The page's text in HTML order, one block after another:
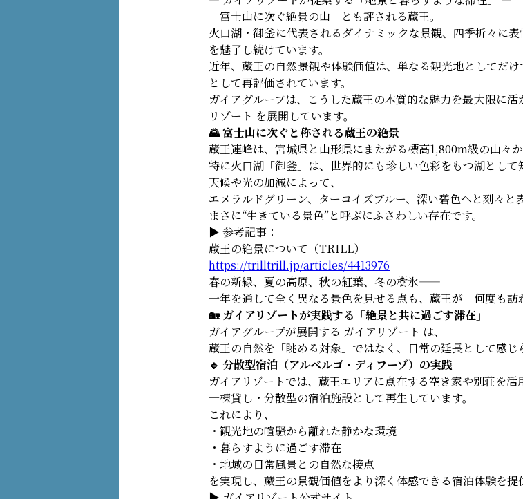
「富士山に次ぐ絶景の山」とも評される蔵王。
火口湖・御釜に代表されるダイナミックな景観、四季折々に
を魅了し続けています。
近年、蔵王の自然景観や体験価値は、単なる観光地としてだ
として再評価されています。
ガイアグループは、こうした蔵王の本質的な魅力を最大限に
リゾート を展開しています。
🌄 富士山に次ぐと称される蔵王の絶景
蔵王連峰は、宮城県と山形県にまたがる標高1,800m級の山々か
特に火口湖「御釜」は、世界的にも珍しい色彩をもつ湖として
天候や光の加減によって、
エメラルドグリーン、ターコイズブルー、深い碧色へと刻々と
まさに“生きている景色”と呼ぶにふさわしい存在です。
▶ 参考記事：
蔵王の絶景について（TRILL）
https://trilltrill.jp/articles/4413976
春の新緑、夏の高原、秋の紅葉、冬の樹氷——
一年を通して全く異なる景色を見せる点も、蔵王が「何度も訪
🏡 ガイアリゾートが実践する「絶景と共に過ごす滞在」
ガイアグループが展開する ガイアリゾート は、
蔵王の自然を「眺める対象」ではなく、日常の延長として感じ
🔹 分散型宿泊（アルベルゴ・ディフーゾ）の実践
ガイアリゾートでは、蔵王エリアに点在する空き家や別荘を活
一棟貸し・分散型の宿泊施設として再生しています。
これにより、
・観光地の喧騒から離れた静かな環境
・暮らすように過ごす滞在
・地域の日常風景との自然な接点
を実現し、蔵王の景観価値をより深く体感できる宿泊体験を提